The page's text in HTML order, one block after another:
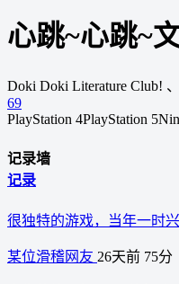
心跳~心跳~
Doki Doki Literature Club! 、
69
PlayStation 4PlayStation 5
记录墙
记录
很独特的游戏，当年一时
某位滑稽网友 26天前 75分